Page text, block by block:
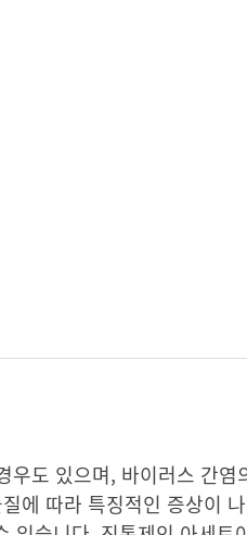
도 있으며, 바이러스 간염
에 따라 특징적인 증상이